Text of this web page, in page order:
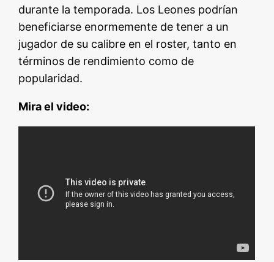
durante la temporada. Los Leones podrían
beneficiarse enormemente de tener a un
jugador de su calibre en el roster, tanto en
términos de rendimiento como de
popularidad.
Mira el video: